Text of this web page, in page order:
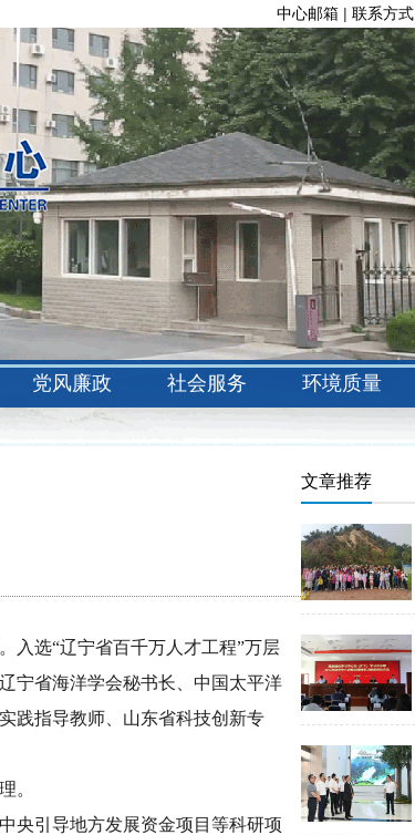
中心邮箱 | 联系方式
党风廉政 社会服务 环境质量
入选“辽宁省百千万人才工程”万层
宁省海洋学会秘书长、中国太平洋
践指导教师、山东省科技创新专
。
央引导地方发展资金项目等科研项
文章推荐